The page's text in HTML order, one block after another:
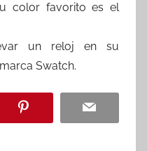
color favorito es el
un reloj en su
Swatch.